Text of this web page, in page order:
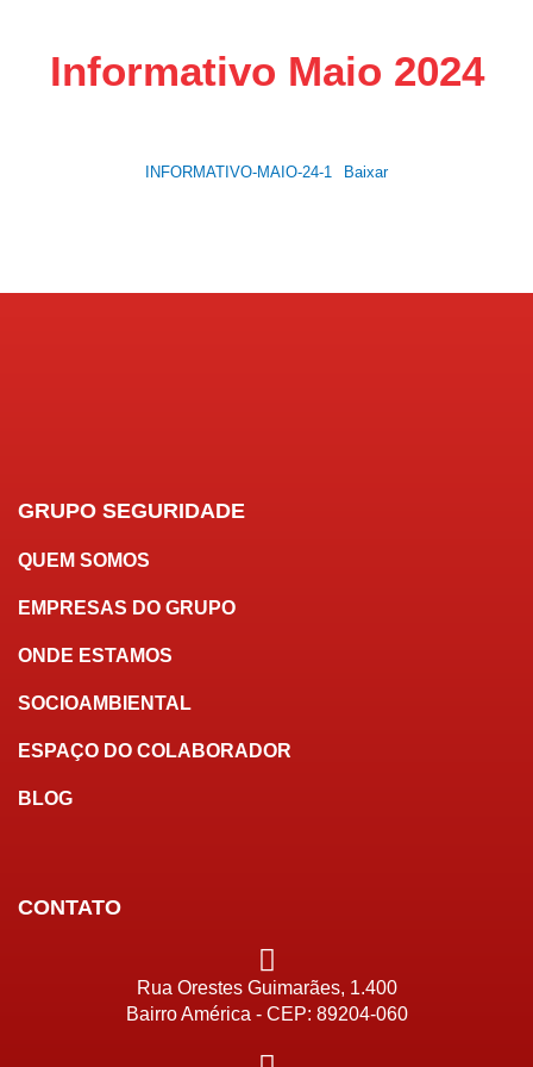
Informativo Maio 2024
INFORMATIVO-MAIO-24-1 Baixar
GRUPO SEGURIDADE
QUEM SOMOS
EMPRESAS DO GRUPO
ONDE ESTAMOS
SOCIOAMBIENTAL
ESPAÇO DO COLABORADOR
BLOG
CONTATO
Rua Orestes Guimarães, 1.400
Bairro América - CEP: 89204-060